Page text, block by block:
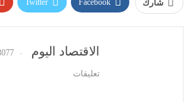
شارك
الاقتصاد اليوم 3077
تعليقات